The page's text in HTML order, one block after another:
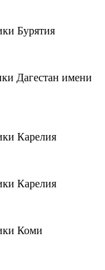
Бурятия
Дагестан имени
Карелия
Карелия
Коми